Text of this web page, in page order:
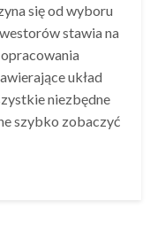
się od wyboru
stawia na
układ
niezbędne
szybko zobaczyć